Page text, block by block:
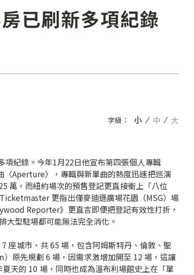
已刷新多項紀錄
字級： 小 中 大
紀錄。今年1月22日他宣布第四張個人專輯
Aperture〉，專輯與新單曲的熱度迅速把巡演
萬，而紐約場次的預售登記更直接衝上「八位
更指出僅麥迪遜廣場花園（MSG）場
Reporter》更直言即便把登記有效性打折，
大型駐場都可能無法完全消化。
城市、共 65 場，包含阿姆斯特丹、倫敦、聖
原先規劃 6 場，因需求激增加開至 12 場，這讓
天的 10 場，同時也成為溫布利場館史上在「單